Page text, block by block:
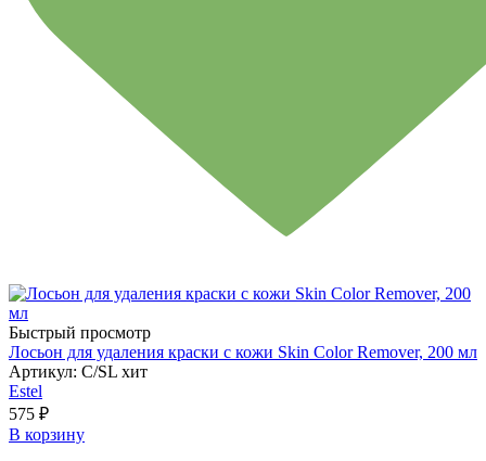
Быстрый просмотр
Лосьон для удаления краски с кожи Skin Color Remover, 200 мл
Артикул: C/SL хит
Estel
575 ₽
В корзину